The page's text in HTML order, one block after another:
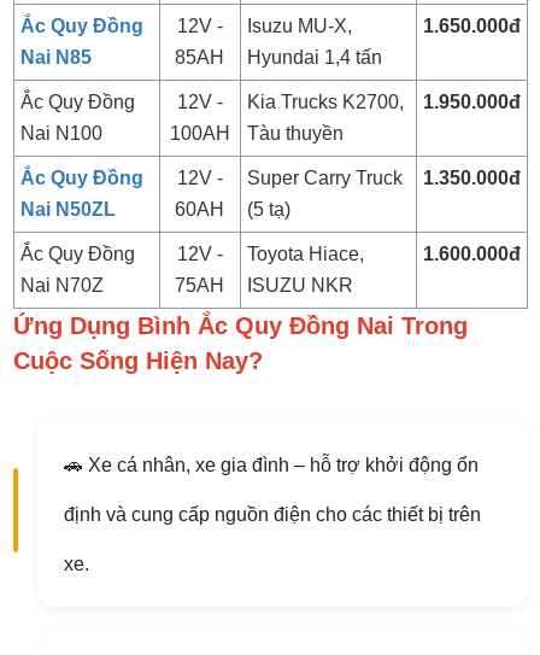
Ắc Quy Đồng
Nai N85
12V -
85AH
Isuzu MU-X,
Hyundai 1,4 tấn
1.650.000đ
Ắc Quy Đồng
Nai N100
12V -
100AH
Kia Trucks K2700,
Tàu thuyền
1.950.000đ
Ắc Quy Đồng
Nai N50ZL
12V -
60AH
Super Carry Truck
(5 tạ)
1.350.000đ
Ắc Quy Đồng
Nai N70Z
12V -
75AH
Toyota Hiace,
ISUZU NKR
1.600.000đ
Ứng Dụng Bình Ắc Quy Đồng Nai Trong
Cuộc Sống Hiện Nay?
🚗 Xe cá nhân, xe gia đình – hỗ trợ khởi động ổn
định và cung cấp nguồn điện cho các thiết bị trên
xe.